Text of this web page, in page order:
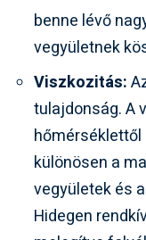
benne lévő
vegyületnek
Viszkozitás:
tulajdonság. A
különösen a
vegyületek és
Hidegen